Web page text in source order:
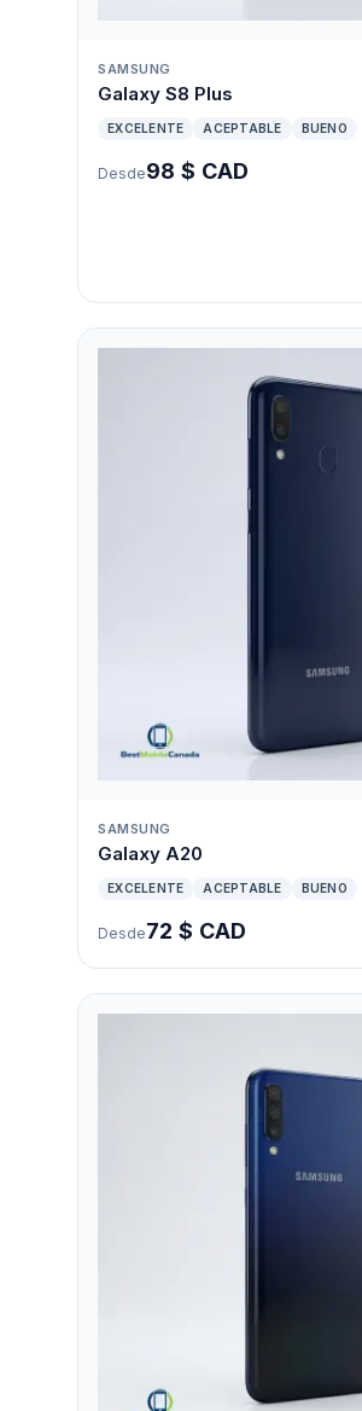
SAMSUNG
Galaxy S8 Plus
EXCELENTE ACEPTABLE BUENO
Desde98 $ CAD
SAMSUNG
Galaxy A20
EXCELENTE ACEPTABLE BUENO
Desde72 $ CAD